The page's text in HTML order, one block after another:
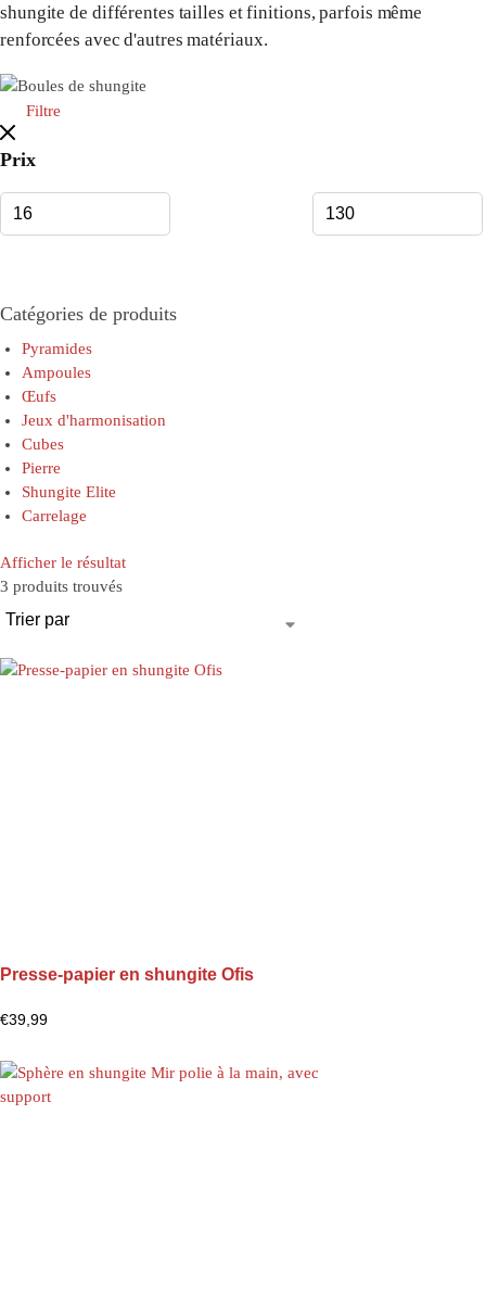
shungite de différentes tailles et finitions, parfois même
renforcées avec d'autres matériaux.
Filtre
Prix
Catégories de produits
Pyramides
Ampoules
Œufs
Jeux d'harmonisation
Cubes
Pierre
Shungite Elite
Carrelage
Afficher le résultat
3 produits trouvés
Presse-papier en shungite Ofis
€39,99